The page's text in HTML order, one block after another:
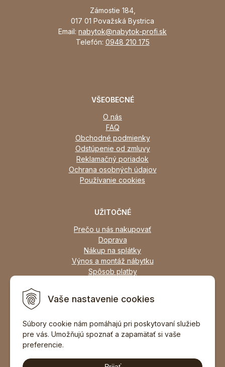
Vaše nastavenie cookies
Súbory cookie nám pomáhajú pri poskytovaní služieb
pre vás. Umožňujú spoznať a zapamätať si vaše
preferencie.
Zámostie 184,
017 01 Považská Bystrica
Email: nabytok@nabytok-profi.sk
Telefón: 0948 210 175
VŠEOBECNÉ
O nás
FAQ
Obchodné podmienky
Odstúpenie od zmluvy
Reklamačný poriadok
Ochrana osobných údajov
Používanie cookies
UŽITOČNÉ
Prečo u nás nakupovať
Doprava
Nákup na splátky
Výnos a montáž nábytku
Spôsob platby
Zariadime všetky typy interiérov
DOPORUČIŤ ZNÁMEMU